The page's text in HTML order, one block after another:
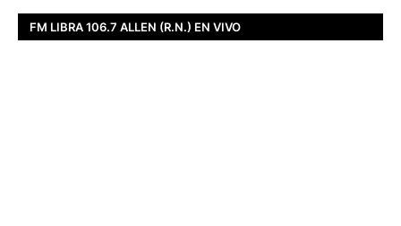
FM LIBRA 106.7 ALLEN (R.N.) EN VIVO